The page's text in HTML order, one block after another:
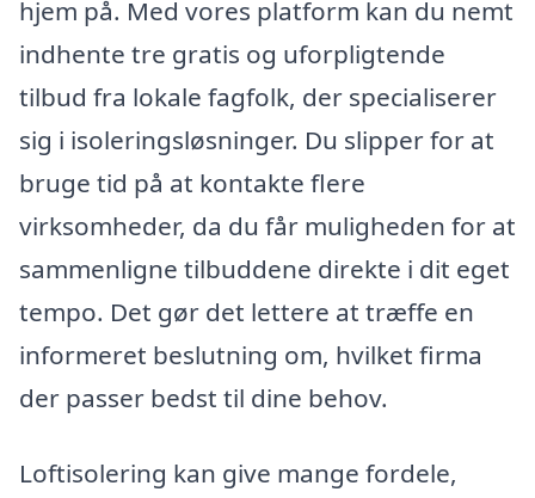
hjem på. Med vores platform kan du nemt
indhente tre gratis og uforpligtende
tilbud fra lokale fagfolk, der specialiserer
sig i isoleringsløsninger. Du slipper for at
bruge tid på at kontakte flere
virksomheder, da du får muligheden for at
sammenligne tilbuddene direkte i dit eget
tempo. Det gør det lettere at træffe en
informeret beslutning om, hvilket firma
der passer bedst til dine behov.
Loftisolering kan give mange fordele,